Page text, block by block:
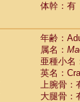
体幹：有
年齢：
属名：
亜種小名
英名：
上腕骨：
大腿骨：